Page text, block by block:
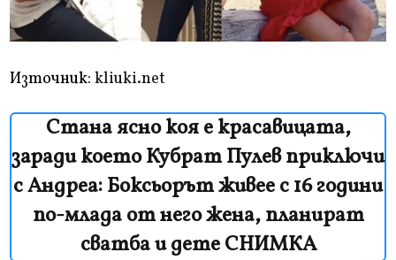
Източник: kliuki.net
Стана ясно коя е красавицата,
заради което Кубрат Пулев приключи
с Андреа: Боксьорът живее с 16 години
по-млада от него жена, планират
сватба и дете СНИМКА